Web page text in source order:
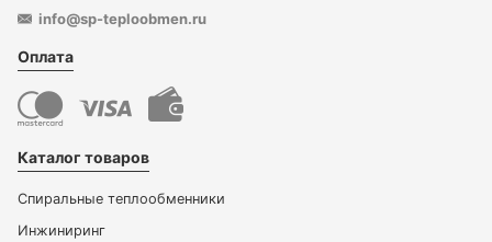
info@sp-teploobmen.ru
Оплата
Каталог товаров
Спиральные теплообменники
Инжиниринг